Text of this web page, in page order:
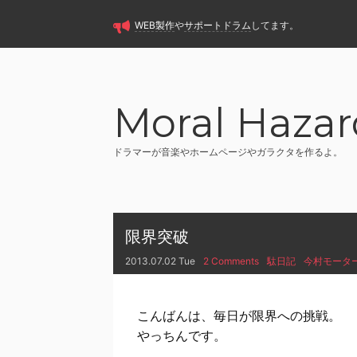
WEB製作やサポートドラム してます。
Moral
ドラマーが音楽やホームページやガラクタを作るよ。
限界突破
2013.07.02 Tue 2 Comments 駄日記 今村モータ
こんばんは、毎日が限界への挑戦。
やっちんです。